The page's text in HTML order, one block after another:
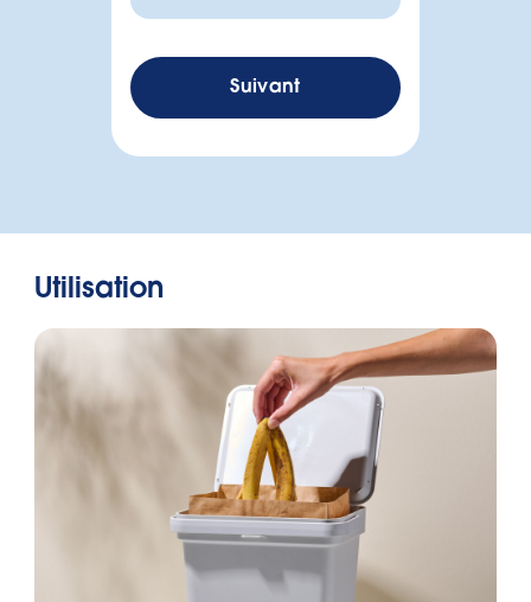
Suivant
Longueur en cm
Largeur en cm
nous n'avons pas
trouvé de sac
poubelle adapté à
votre poubelle.
Utilisation